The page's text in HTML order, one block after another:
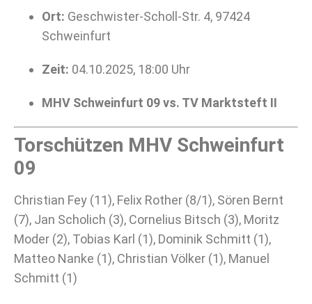
Ort: Geschwister-Scholl-Str. 4, 97424
Schweinfurt
Zeit: 04.10.2025, 18:00 Uhr
MHV Schweinfurt 09 vs. TV Marktsteft II
Torschützen MHV Schweinfurt
09
Christian Fey (11), Felix Rother (8/1), Sören Bernt
(7), Jan Scholich (3), Cornelius Bitsch (3), Moritz
Moder (2), Tobias Karl (1), Dominik Schmitt (1),
Matteo Nanke (1), Christian Völker (1), Manuel
Schmitt (1)